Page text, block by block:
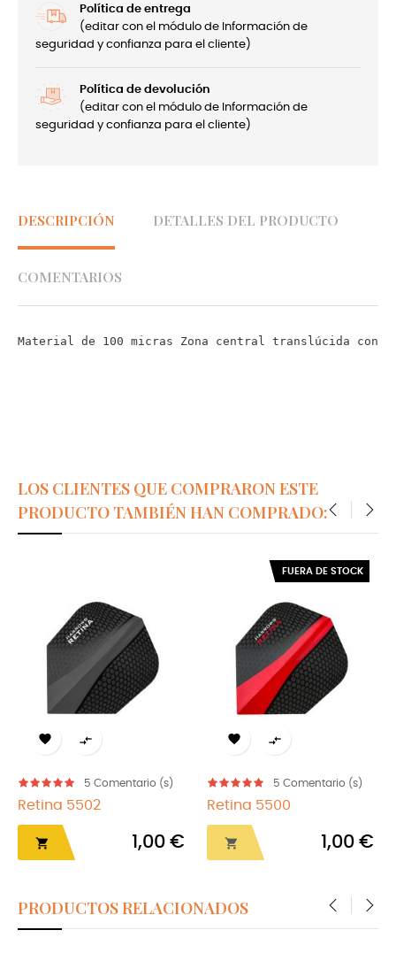
Política de entrega
(editar con el módulo de Información de
seguridad y confianza para el cliente)
Política de devolución
(editar con el módulo de Información de
seguridad y confianza para el cliente)
DESCRIPCIÓN DETALLES DEL PRODUCTO
COMENTARIOS
Material de 100 micras Zona central translúcida con
LOS CLIENTES QUE COMPRARON ESTE
PRODUCTO TAMBIÉN HAN COMPRADO:
 
5 Comentario (s)
Retina 5502
 1,00 €
FUERA DE STOCK
 
5 Comentario (s)
Retina 5500
 1,00 €
PRODUCTOS RELACIONADOS